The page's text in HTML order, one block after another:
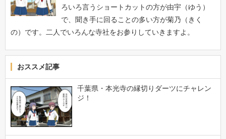
ろいろ言うショートカットの方が由宇（ゆう）
で、聞き手に回ることの多い方が菊乃（きく
の）です。二人でいろんな寺社をお参りしていきますよ。
おススメ記事
千葉県・本光寺の縁切りダーツにチャレン
ジ！